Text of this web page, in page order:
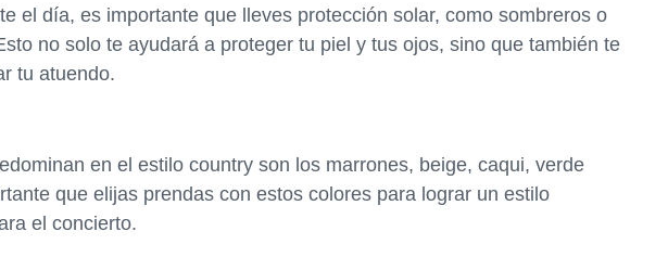
el día, es importante que lleves protección solar, como sombreros o
no solo te ayudará a proteger tu piel y tus ojos, sino que también te
tu atuendo.
en el estilo country son los marrones, beige, caqui, verde
que elijas prendas con estos colores para lograr un estilo
el concierto.